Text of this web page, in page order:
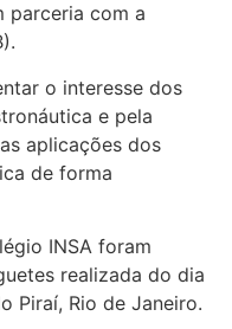
parceria com a
o interesse dos
e pela
aplicações dos
de forma
INSA foram
realizada do dia
Piraí, Rio de Janeiro.